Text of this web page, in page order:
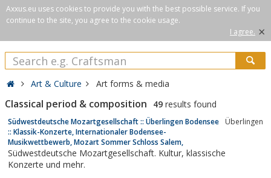
Axxus.eu uses cookies to provide you with the best possible service. If you
continue to the site, you agree to the cookie usage.
I agree. ×
Art & Culture Art forms & media
Classical period & composition 49 results found
Südwestdeutsche Mozartgesellschaft :: Überlingen Bodensee
:: Klassik-Konzerte, Internationaler Bodensee-
Musikwettbewerb, Mozart Sommer Schloss Salem,
Überlingen
Südwestdeutsche Mozartgesellschaft. Kultur, klassische
Konzerte und mehr.